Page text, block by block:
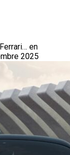
en
2025